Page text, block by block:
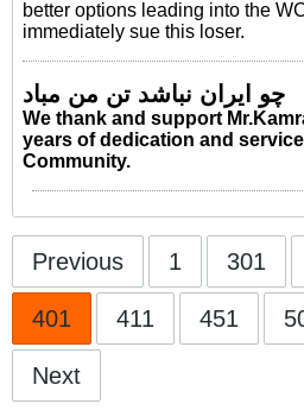
better options leading into the
immediately sue this loser.
چو ایران نباشد تن من مباد
We thank and support
years of dedication and
Community.
Previous 1 301
401 411 451
Next